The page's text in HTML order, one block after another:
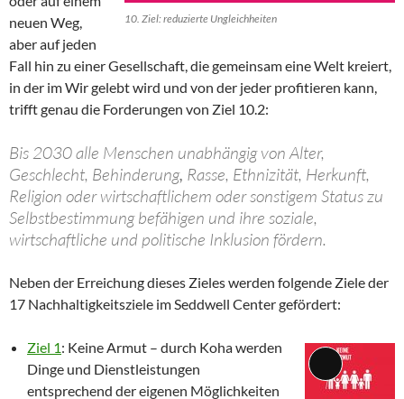
10. Ziel: reduzierte Ungleichheiten
neuen Weg,
aber auf jeden
Fall hin zu einer Gesellschaft, die gemeinsam eine Welt kreiert,
in der im Wir gelebt wird und von der jeder profitieren kann,
trifft genau die Forderungen von Ziel 10.2:
Bis 2030 alle Menschen unabhängig von Alter,
Geschlecht, Behinderung, Rasse, Ethnizität, Herkunft,
Religion oder wirtschaftlichem oder sonstigem Status zu
Selbstbestimmung befähigen und ihre soziale,
wirtschaftliche und politische Inklusion fördern.
Neben der Erreichung dieses Zieles werden folgende Ziele der
17 Nachhaltigkeitsziele im Seddwell Center gefördert:
Lange
Ziel 1: Keine Armut – durch Koha werden
Dinge und Dienstleistungen
entsprechend der eigenen Möglichkeiten